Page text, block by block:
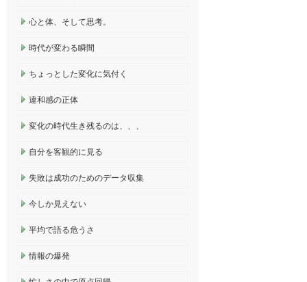
心と体、そして思考。
時代が変わる瞬間
ちょっとした変化に気付く
違和感の正体
変化の時代生き残るのは、、、
自分を客観的に見る
失敗は成功のためのデータ収集
今しか見えない
平均で語る危うさ
情報の爆発